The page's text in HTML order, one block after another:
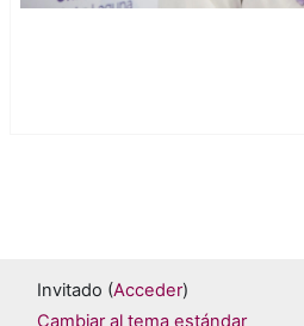
Invitado (Acceder)
Cambiar al tema estándar